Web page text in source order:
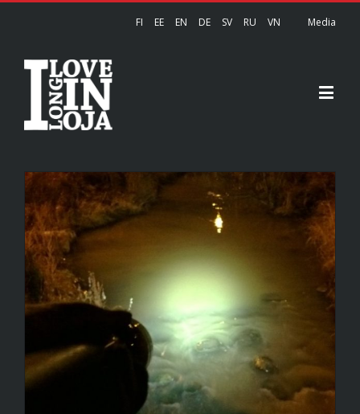
FI EE EN DE SV RU VN Media